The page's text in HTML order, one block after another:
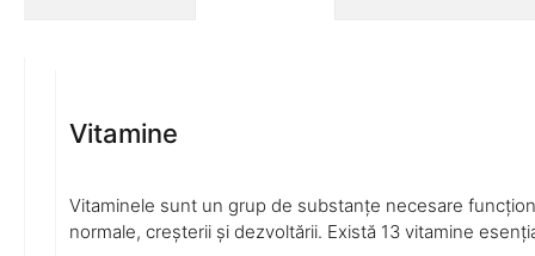
Vitamine
Vitaminele sunt un grup de substanțe necesare
normale, creșterii și dezvoltării. Există 13 vitamine